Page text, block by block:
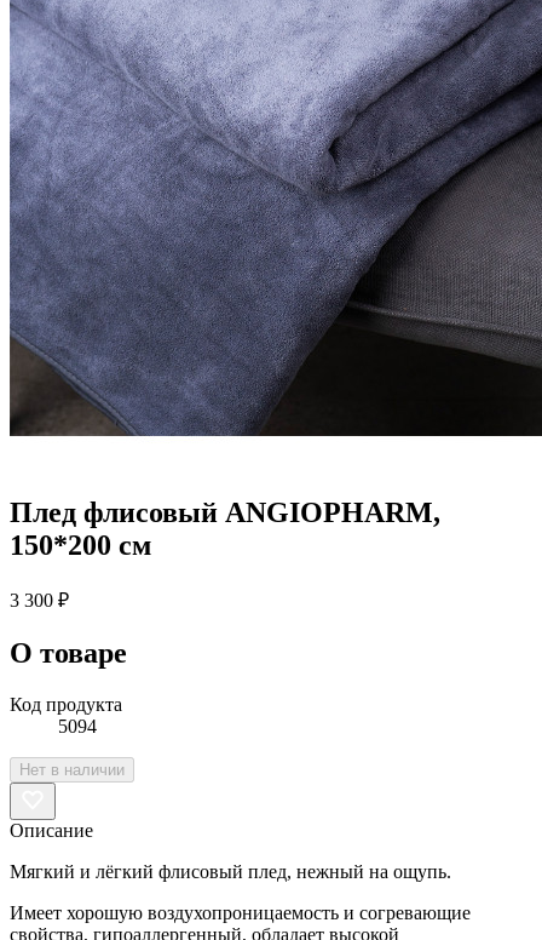
Плед флисовый ANGIOPHARM,
150*200 см
3 300 ₽
О товаре
Код продукта
5094
Нет в наличии
Описание
Мягкий и лёгкий флисовый плед, нежный на ощупь.
Имеет хорошую воздухопроницаемость и согревающие
свойства, гипоаллергенный, обладает высокой